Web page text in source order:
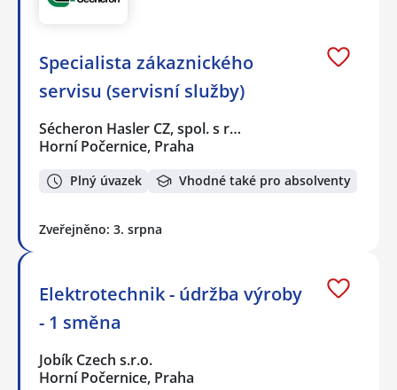
Specialista zákaznického
servisu (servisní služby)
Sécheron Hasler CZ, spol. s r…
Horní Počernice, Praha
Plný úvazek Vhodné také pro absolventy
Zveřejněno: 3. srpna
Elektrotechnik - údržba výroby
- 1 směna
Jobík Czech s.r.o.
Horní Počernice, Praha